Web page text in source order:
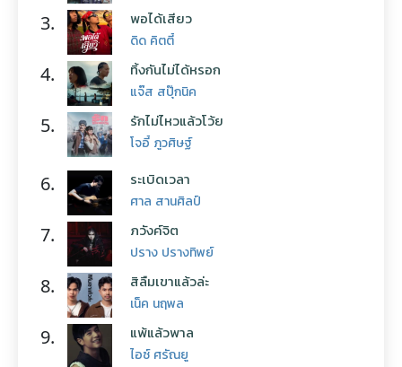
3. พอได้เสียว
ดิด คิตตี้
4. ทิ้งกันไม่ได้หรอก
แจ๊ส สปุ๊กนิค
5. รักไม่ไหวแล้วโว้ย
โจอี้ ภูวศิษฐ์
6. ระเบิดเวลา
ศาล สานศิลป์
7. ภวังค์จิต
ปราง ปรางทิพย์
8. สิลืมเขาแล้วล่ะ
เน็ค นฤพล
9. แพ้แล้วพาล
ไอซ์ ศรัณยู